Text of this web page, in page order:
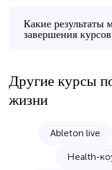
Какие результаты
завершения
Другие курсы
жизни
Ableton live
Health-